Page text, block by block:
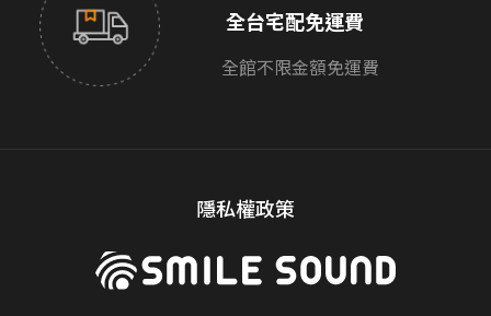
全台宅配免運費
全館不限金額免運費
隱私權政策